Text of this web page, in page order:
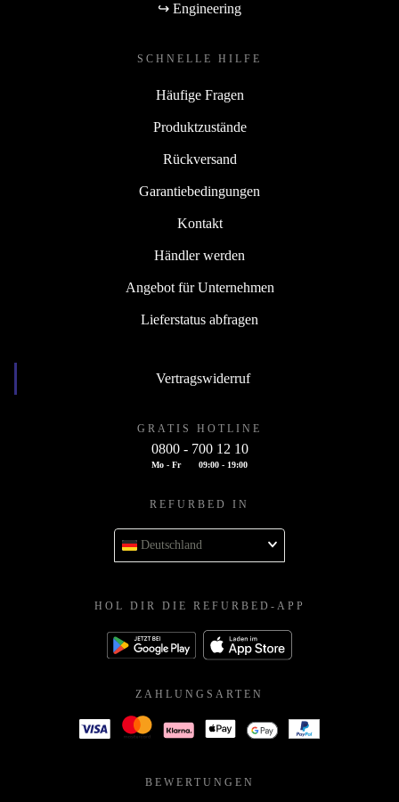
↪ Engineering
SCHNELLE HILFE
Häufige Fragen
Produktzustände
Rückversand
Garantiebedingungen
Kontakt
Händler werden
Angebot für Unternehmen
Lieferstatus abfragen
Vertragswiderruf
GRATIS HOTLINE
0800 - 700 12 10
Mo - Fr 09:00 - 19:00
REFURBED IN
Deutschland
HOL DIR DIE REFURBED-APP
ZAHLUNGSARTEN
BEWERTUNGEN